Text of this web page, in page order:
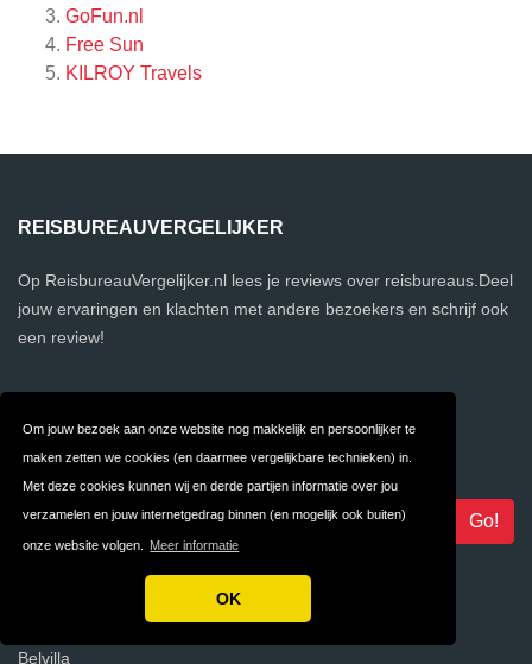
Om jouw bezoek aan onze website nog makkelijk en persoonlijker te
maken zetten we cookies (en daarmee vergelijkbare technieken) in.
Met deze cookies kunnen wij en derde partijen informatie over jou
verzamelen en jouw internetgedrag binnen (en mogelijk ook buiten)
onze website volgen. Meer informatie
OK
GoFun.nl
Free Sun
KILROY Travels
REISBUREAUVERGELIJKER
Op ReisbureauVergelijker.nl lees je reviews over reisbureaus.Deel
jouw ervaringen en klachten met andere bezoekers en schrijf ook
een review!
NIEUWSBRIEF
Belvilla